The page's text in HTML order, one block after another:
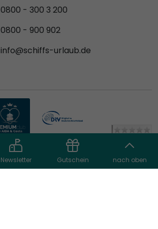
Newsletter Gutschein nach oben
0800 - 300 3 200
0800 - 900 902
info@schiffs-urlaub.de